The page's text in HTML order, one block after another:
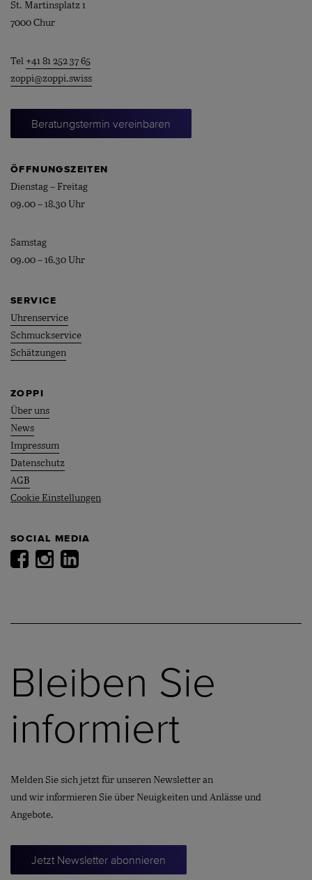
St. Martinsplatz 1
7000 Chur
Tel +41 81 252 37 65
zoppi@zoppi.swiss
Beratungstermin vereinbaren
ÖFFNUNGSZEITEN
Dienstag – Freitag
09.00 – 18.30 Uhr
Samstag
09.00 – 16.30 Uhr
SERVICE
Uhrenservice
Schmuckservice
Schätzungen
ZOPPI
Über uns
News
Impressum
Datenschutz
AGB
Cookie Einstellungen
SOCIAL MEDIA
Bleiben Sie
informiert
Melden Sie sich jetzt für unseren Newsletter an
und wir informieren Sie über Neuigkeiten und Anlässe und
Angebote.
Jetzt Newsletter abonnieren